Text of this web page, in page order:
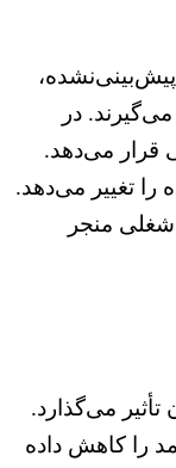
در
قرار می‌دهد.
را تغییر می‌دهد.
منجر
می‌گذارد.
را کاهش داده